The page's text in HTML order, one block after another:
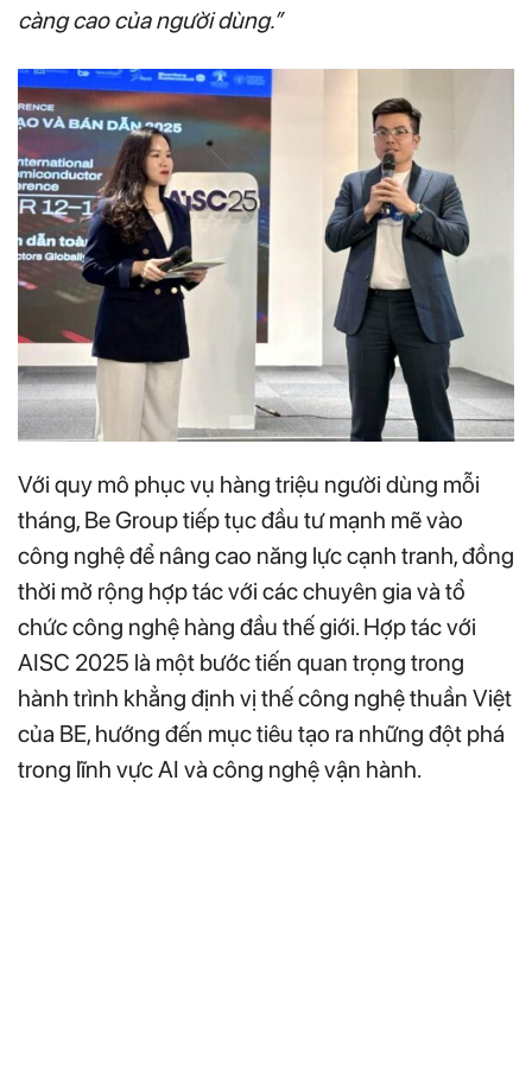
càng cao của người dùng.”
Với quy mô phục vụ hàng triệu người dùng mỗi
tháng, Be Group tiếp tục đầu tư mạnh mẽ vào
công nghệ để nâng cao năng lực cạnh tranh, đồng
thời mở rộng hợp tác với các chuyên gia và tổ
chức công nghệ hàng đầu thế giới. Hợp tác với
AISC 2025 là một bước tiến quan trọng trong
hành trình khẳng định vị thế công nghệ thuần Việt
của BE, hướng đến mục tiêu tạo ra những đột phá
trong lĩnh vực AI và công nghệ vận hành.